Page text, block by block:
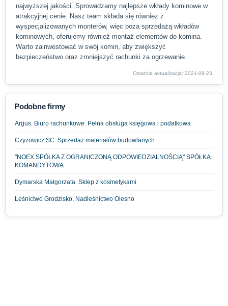
najwyższej jakości. Sprowadzamy najlepsze wkłady kominowe w
atrakcyjnej cenie. Nasz team składa się również z
wyspecjalizowanych monterów, więc poza sprzedażą wkładów
kominowych, oferujemy również montaż elementów do komina.
Warto zainwestować w swój komin, aby zwiększyć
bezpieczeństwo oraz zmniejszyć rachunki za ogrzewanie.
Ostatnia aktualizacja: 2021-08-23
Podobne firmy
Argus. Biuro rachunkowe. Pełna obsługa księgowa i podatkowa
Czyżowicz SC. Sprzedaż materiałów budowlanych
"NOEX SPÓŁKA Z OGRANICZONĄ ODPOWIEDZIALNOŚCIĄ" SPÓŁKA
KOMANDYTOWA
Dymarska Małgorzata. Sklep z kosmetykami
Leśnictwo Grodzisko. Nadleśnictwo Olesno